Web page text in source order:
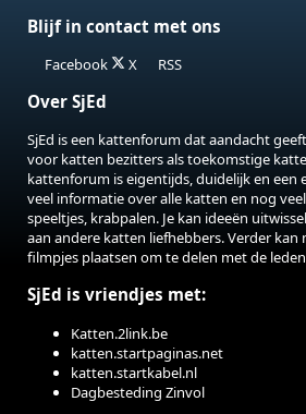
Blijf in contact met ons
Facebook X RSS
Over SjEd
SjEd is een kattenforum dat aandacht
voor katten bezitters als toekomstige
kattenforum is eigentijds, duidelijk en
veel informatie over alle katten en nog
speeltjes, krabpalen. Je kan ideeën
aan andere katten liefhebbers. Verder kan
filmpjes plaatsen om te delen met de
SjEd is vriendjes met:
Katten.2link.be
katten.startpaginas.net
katten.startkabel.nl
Dagbesteding Zinvol